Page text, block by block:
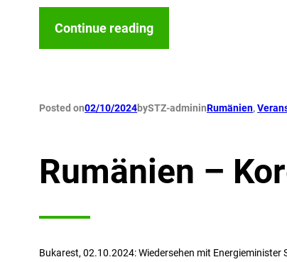
Continue reading
Posted on02/10/2024bySTZ-admininRumänien,
Rumänien –
Bukarest, 02.10.2024: Wiedersehen mit